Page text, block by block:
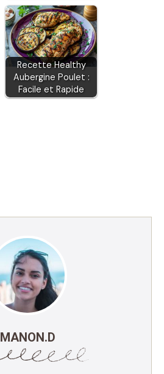
Recette Healthy
Aubergine Poulet :
Facile et Rapide
MANON.D